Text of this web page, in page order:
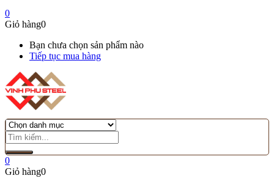
0
Giỏ hàng0
Bạn chưa chọn sản phẩm nào
Tiếp tục mua hàng
0
Giỏ hàng0